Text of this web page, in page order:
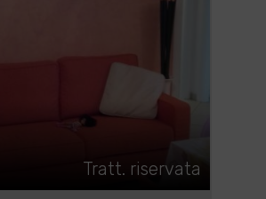
Tratt. riservata